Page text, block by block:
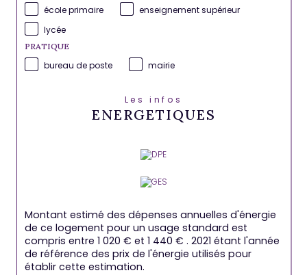
école primaire
enseignement supérieur
lycée
PRATIQUE
bureau de poste mairie
Les infos
ENERGETIQUES
Montant estimé des dépenses annuelles d'énergie
de ce logement pour un usage standard est
compris entre 1 020 € et 1 440 € . 2021 étant l'année
de référence des prix de l'énergie utilisés pour
établir cette estimation.